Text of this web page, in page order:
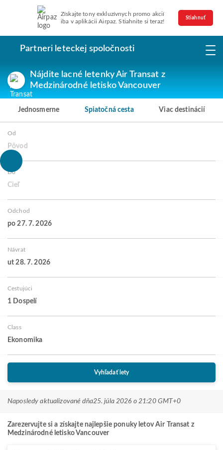
Získajte tony exkluzívnych promo akcií
iba v aplikácii Airpaz. Stiahnite si teraz!
Stiahnuť
Partneri leteckej spoločnosti
Nájdite lacné letenky Air Transat z
Medzinárodné letisko Vancouver
Jednosmerne Spiatočná cesta Viac destinácií
Od
Pôvod
Do
Cieľ
Odchod
po 27. 7. 2026
Návrat
ut 28. 7. 2026
Cestujúci
1 Dospelí
Class
Ekonomika
Vyhľadať lety
Naposledy aktualizované dňa25. júla 2026 o 21:20 GMT+0
Zarezervujte si a získajte najlepšie ponuky letov Air Transat z
Medzinárodné letisko Vancouver